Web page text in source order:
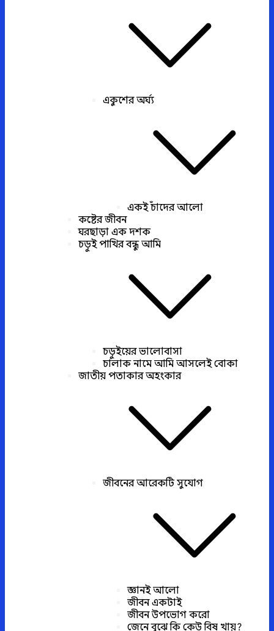
একুশের অর্ঘ্য
একই চাঁদের আলো
কষ্টের জীবন
ঘরছাড়া এক দশক
চড়ুই পাখির বন্ধু আমি
চড়ুইয়ের ভালোবাসা
চালাক নামে আমি আসলেই বোকা
জাতীয় পতাকার অহংকার
জীবনের আরেকটি সুযোগ
জ্ঞানই আলো
জীবন একটাই
জীবন উপভোগ করো
জেনে বুঝে কি কেউ বিষ খায়?